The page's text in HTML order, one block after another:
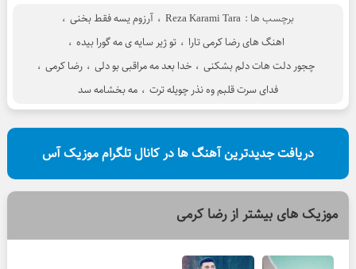
برچسب ها : Reza Karami Tara ، آرزوم یسه فقط بخنی ،
اهنگ های رضا کرمی تارا ، تو ژیر سایه ی مه گورا بیده ،
چجور دلت هات دلم بشکنی ، خدا بعد مه مراقبی بو دلی ، رضا کرمی ،
فدای سرت قلبم وه نذر چویله ترت ، مه بخشامه سد
دریافت جدیدترین آهنگ ها در کانال تلگرام موزیک آس
موزیک های بیشتر ازرضا کرمی